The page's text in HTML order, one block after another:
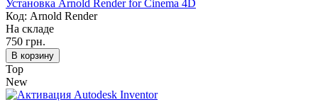
Установка Arnold Render for Cinema 4D
Код: Arnold Render
На складе
750 грн.
В корзину
Top
New